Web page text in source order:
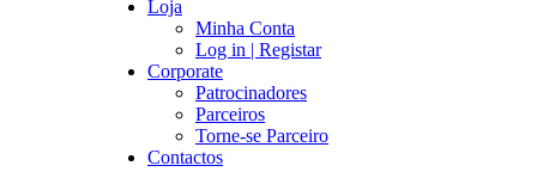
Loja
Minha Conta
Log in | Registar
Corporate
Patrocinadores
Parceiros
Torne-se Parceiro
Contactos